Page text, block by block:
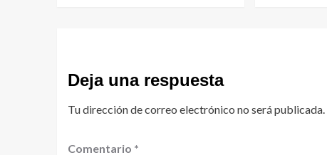
Deja una respuesta
Tu dirección de correo electrónico no será publicada.
Comentario *